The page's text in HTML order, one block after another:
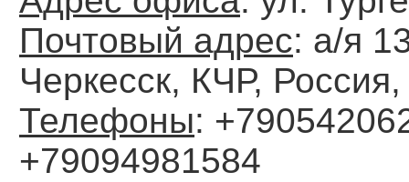
Почтовый адрес: а/я
Черкесск, КЧР,
Телефоны:
+79094981584